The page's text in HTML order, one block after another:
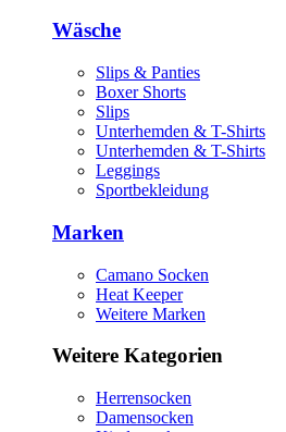
Wäsche
Slips & Panties
Boxer Shorts
Slips
Unterhemden & T-Shirts
Unterhemden & T-Shirts
Leggings
Sportbekleidung
Marken
Camano Socken
Heat Keeper
Weitere Marken
Weitere Kategorien
Herrensocken
Damensocken